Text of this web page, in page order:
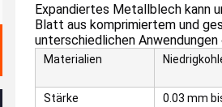
Expandiertes Metallblech kann
Blatt aus komprimiertem und
unterschiedlichen
Materialien
Stärke 0.03 mm